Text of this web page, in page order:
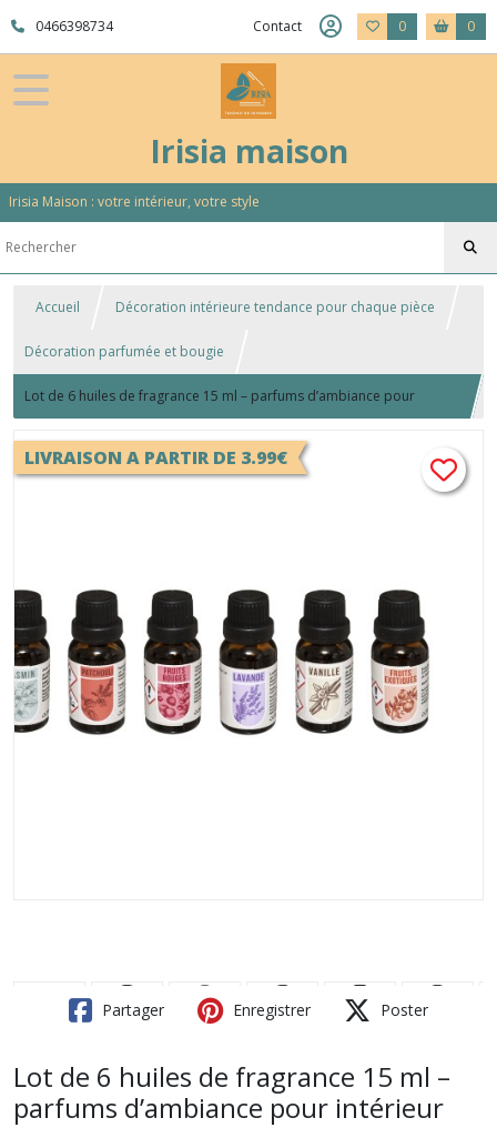
0466398734 Contact 0 0
Irisia maison
Irisia Maison : votre intérieur, votre style
Accueil Décoration intérieure tendance pour chaque pièce
Décoration parfumée et bougie
Lot de 6 huiles de fragrance 15 ml – parfums d’ambiance pour
intérieur
LIVRAISON A PARTIR DE 3.99€
Partager Enregistrer Poster
Lot de 6 huiles de fragrance 15 ml –
parfums d’ambiance pour intérieur